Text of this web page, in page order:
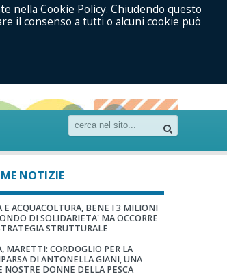
NOTIZIE
E ACQUACOLTURA, BENE I 3 MILIONI
DI SOLIDARIETA' MA OCCORRE
STRUTTURALE
MARETTI: CORDOGLIO PER LA
DI ANTONELLA GIANI, UNA
NOSTRE DONNE DELLA PESCA
nella Cookie Policy. Chiudendo questo
il consenso a tutti o alcuni cookie può